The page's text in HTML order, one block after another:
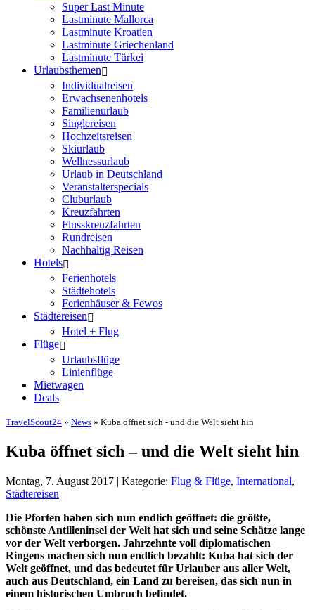
Super Last Minute
Lastminute Mallorca
Lastminute Kroatien
Lastminute Griechenland
Lastminute Türkei
Urlaubsthemen
Individualreisen
Erwachsenenhotels
Familienurlaub
Singlereisen
Hochzeitsreisen
Skiurlaub
Wellnessurlaub
Urlaub in Deutschland
Veranstalterspecials
Cluburlaub
Kreuzfahrten
Flusskreuzfahrten
Rundreisen
Nachhaltig Reisen
Hotels
Ferienhotels
Städtehotels
Ferienhäuser & Fewos
Städtereisen
Hotel + Flug
Flüge
Urlaubsflüge
Linienflüge
Mietwagen
Deals
TravelScout24 » News » Kuba öffnet sich - und die Welt sieht hin
Kuba öffnet sich – und die Welt sieht hin
Montag, 7. August 2017 | Kategorie: Flug & Flüge, International,
Städtereisen
Die Pforten haben sich nun endlich geöffnet: die größte,
schönste Antilleninsel der Welt hat sich und seine Schätze lange
vor der Welt verborgen. Jahrzehnte voll diplomatischen
Ringens machen sich nun endlich bezahlt: Kuba hat sich der
Welt geöffnet, und das bedeutet für Urlauber aus aller Welt,
auch aus Deutschland, ein Land zu bereisen, das sich nun in
einem historischen Umbruch befindet.